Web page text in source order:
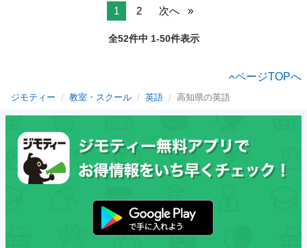
1 2 次へ
全52件中 1-50件表示
ページTOPへ
ジモティー 教室・スクール 英語 高知県の英語